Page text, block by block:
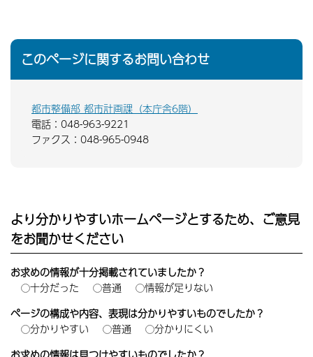
このページに関するお問い合わせ
都市整備部 都市計画課（本庁舎6階）
電話：048-963-9221
ファクス：048-965-0948
より分かりやすいホームページとするため、ご意見
をお聞かせください
お求めの情報が十分掲載されていましたか？
十分だった
普通
情報が足りない
ページの構成や内容、表現は分かりやすいものでしたか？
分かりやすい
普通
分かりにくい